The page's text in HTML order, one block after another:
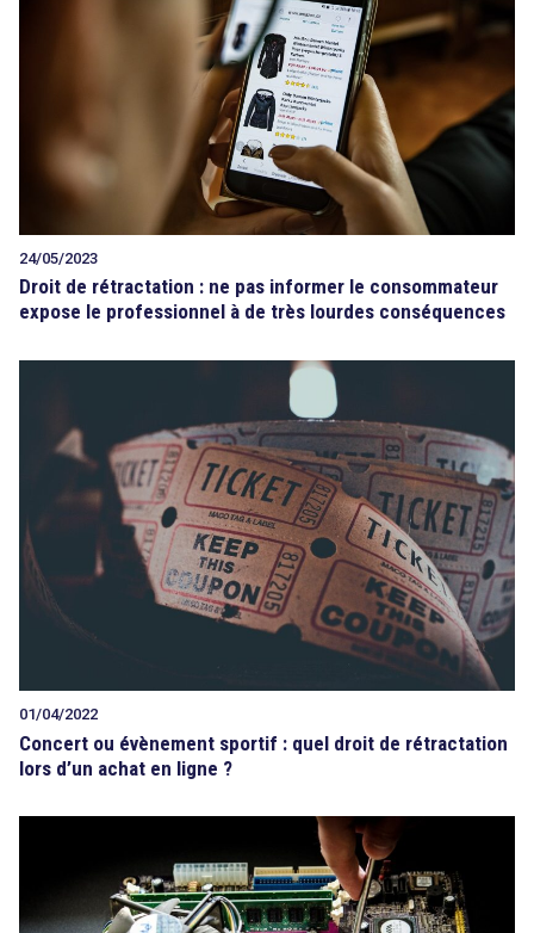
Tout sur le droit de l'innovation
Rechercher
CONTACT
24/05/2023
Droit de rétractation : ne pas informer le consommateur
expose le professionnel à de très lourdes conséquences
01/04/2022
Concert ou évènement sportif : quel droit de rétractation
lors d’un achat en ligne ?